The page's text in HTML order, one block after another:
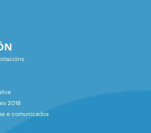
2018
e comunicados